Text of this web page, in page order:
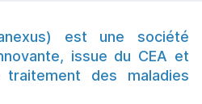
) est une société
issue du CEA et
des maladies